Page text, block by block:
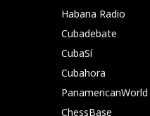
Habana Radio
Cubadebate
CubaSí
Cubahora
PanamericanWorld
ChessBase